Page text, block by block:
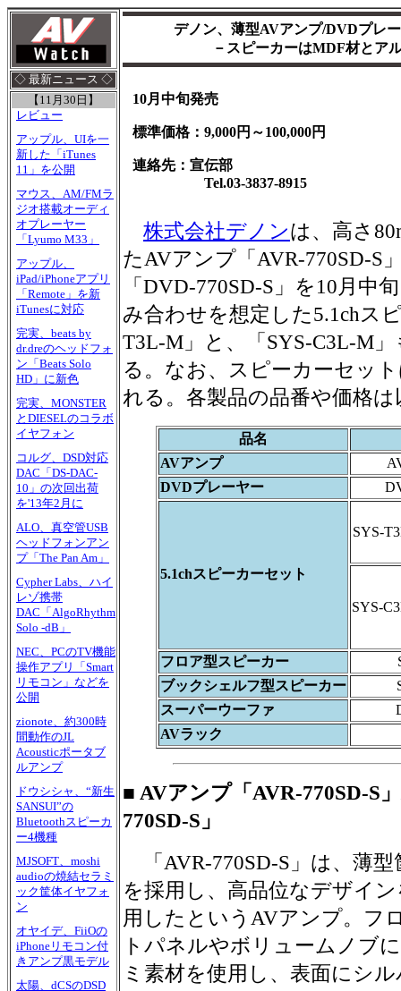
◇ 最新ニュース ◇
【11月30日】
レビュー
アップル、UIを一
新した「iTunes
11」を公開
マウス、AM/FMラ
ジオ搭載オーディ
オプレーヤー
「Lyumo M33」
アップル、
iPad/iPhoneアプリ
「Remote」を新
iTunesに対応
完実、beats by
dr.dreのヘッドフォ
ン「Beats Solo
HD」に新色
完実、MONSTER
とDIESELのコラボ
イヤフォン
コルグ、DSD対応
DAC「DS-DAC-
10」の次回出荷
を'13年2月に
ALO、真空管USB
ヘッドフォンアン
プ「The Pan Am」
Cypher Labs、ハイ
レゾ携帯
DAC「AlgoRhythm
Solo -dB」
NEC、PCのTV機能
操作アプリ「Smart
リモコン」などを
公開
zionote、約300時
間動作のJL
Acousticポータブ
ルアンプ
ドウシシャ、“新生
SANSUI”の
Bluetoothスピーカ
ー4機種
MJSOFT、moshi
audioの焼結セラミ
ック筐体イヤフォ
ン
オヤイデ、FiiOの
iPhoneリモコン付
きアンプ黒モデル
太陽、dCSのDSD
デノン、薄型AVアンプ/DVDプレ
－スピーカーはMDF材とア
10月中旬発売
標準価格：9,000円～100,000円
連絡先：宣伝部
Tel.03-3837-8915
株式会社デノンは、高さ
たAVアンプ「AVR-770SD-S
「DVD-770SD-S」を10月中
み合わせを想定した5.1chス
T3L-M」と、「SYS-C3L-M
る。なお、スピーカーセッ
れる。各製品の品番や価格
品名
AVアンプ
DVDプレーヤー
5.1chスピーカーセット
SYS-
SYS-
フロア型スピーカー
ブックシェルフ型スピーカー
スーパーウーファ
AVラック
■ AVアンプ「AVR-770SD-S
770SD-S」
「AVR-770SD-S」は、薄型
を採用し、高品位なデザイ
用したというAVアンプ。フ
トパネルやボリュームノブ
ミ素材を使用し、表面にシル